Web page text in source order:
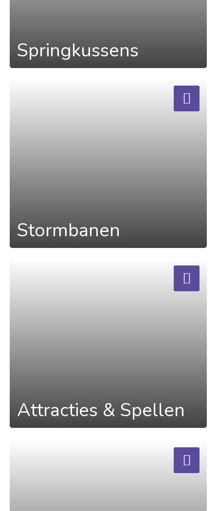
Springkussens
Stormbanen
Attracties & Spellen